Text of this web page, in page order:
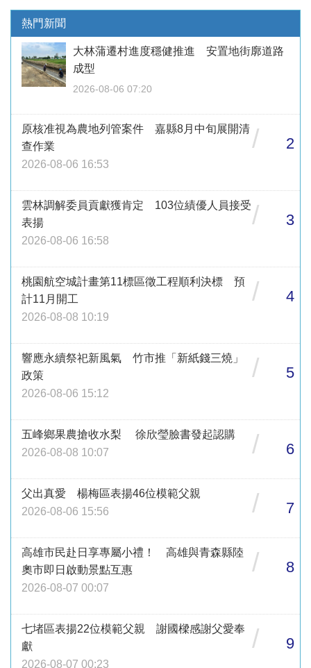
熱門新聞
大林蒲遷村進度穩健推進 安置地街廓道路
成型
2026-08-06 07:20
原核准視為農地列管案件 嘉縣8月中旬展開清
查作業
2026-08-06 16:53
/ 2
雲林調解委員貢獻獲肯定 103位績優人員接受
表揚
2026-08-06 16:58
/ 3
桃園航空城計畫第11標區徵工程順利決標 預
計11月開工
2026-08-08 10:19
/ 4
響應永續祭祀新風氣 竹市推「新紙錢三燒」
政策
2026-08-06 15:12
/ 5
五峰鄉果農搶收水梨 徐欣瑩臉書發起認購
2026-08-08 10:07
/ 6
父出真愛 楊梅區表揚46位模範父親
2026-08-06 15:56
/ 7
高雄市民赴日享專屬小禮！ 高雄與青森縣陸
奧市即日啟動景點互惠
2026-08-07 00:07
/ 8
七堵區表揚22位模範父親 謝國樑感謝父愛奉
獻
2026-08-07 00:23
/ 9